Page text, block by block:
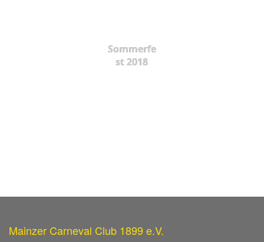
Sommerfe
st 2018
Mainzer Carneval Club 1899 e.V.